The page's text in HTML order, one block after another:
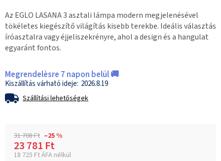
Az EGLO LASANA 3 asztali lámpa modern megjelenésével
tökéletes kiegészítő világítás kisebb terekbe. Ideális választás
íróasztalra vagy éjjeliszekrényre, ahol a design és a hangulat
egyaránt fontos.
Megrendelèsre 7 napon belül 🚚
2026.8.19
Szállítási lehetőségek
31 708 Ft –25 %
23 781 Ft
18 725 Ft ÁFA nélkül